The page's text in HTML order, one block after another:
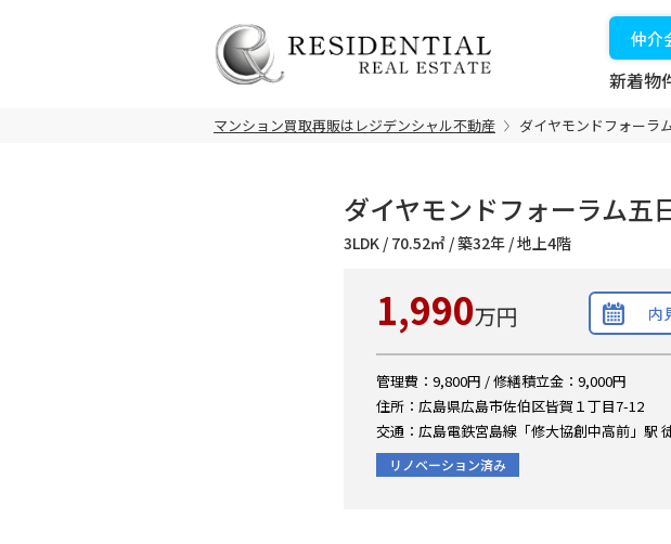
仲介
新着物
マンション買取再販はレジデンシャル不動産 ダイヤモンドフォーラ
ダイヤモンドフォーラム五
3LDK / 70.52㎡ / 築32年 / 地上4階
1,990万円 内
管理費：9,800円 / 修繕積立金：9,000円
住所：広島県広島市佐伯区皆賀１丁目7-12
交通：広島電鉄宮島線「修大協創中高前」駅
リノベーション済み